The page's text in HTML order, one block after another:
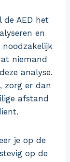
de AED het
en
noodzakelijk
niemand
analyse.
zorg er dan
afstand
je op de
op de